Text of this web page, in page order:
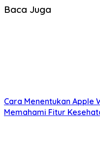
Baca Juga
Cara Menentukan Apple
Memahami Fitur